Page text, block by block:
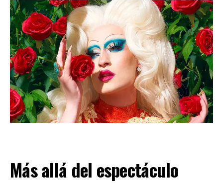
Más allá del espectáculo